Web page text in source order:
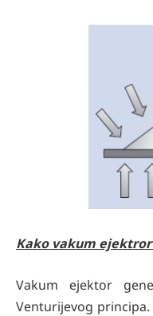
Kako vakum
Vakum ejektor
Venturijevog